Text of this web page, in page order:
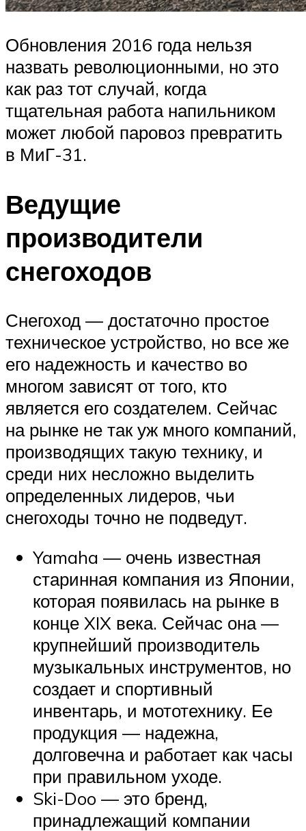
Обновления 2016 года нельзя
назвать революционными, но это
как раз тот случай, когда
тщательная работа напильником
может любой паровоз превратить
в МиГ-31.
Ведущие
производители
снегоходов
Снегоход — достаточно простое
техническое устройство, но все же
его надежность и качество во
многом зависят от того, кто
является его создателем. Сейчас
на рынке не так уж много компаний,
производящих такую технику, и
среди них несложно выделить
определенных лидеров, чьи
снегоходы точно не подведут.
Yamaha — очень известная
старинная компания из Японии,
которая появилась на рынке в
конце XIX века. Сейчас она —
крупнейший производитель
музыкальных инструментов, но
создает и спортивный
инвентарь, и мототехнику. Ее
продукция — надежна,
долговечна и работает как часы
при правильном уходе.
Ski-Doo — это бренд,
принадлежащий компании